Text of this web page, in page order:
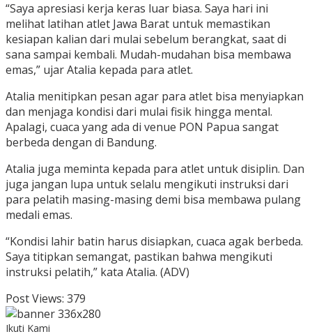
“Saya apresiasi kerja keras luar biasa. Saya hari ini
melihat latihan atlet Jawa Barat untuk memastikan
kesiapan kalian dari mulai sebelum berangkat, saat di
sana sampai kembali. Mudah-mudahan bisa membawa
emas,” ujar Atalia kepada para atlet.
Atalia menitipkan pesan agar para atlet bisa menyiapkan
dan menjaga kondisi dari mulai fisik hingga mental.
Apalagi, cuaca yang ada di venue PON Papua sangat
berbeda dengan di Bandung.
Atalia juga meminta kepada para atlet untuk disiplin. Dan
juga jangan lupa untuk selalu mengikuti instruksi dari
para pelatih masing-masing demi bisa membawa pulang
medali emas.
“Kondisi lahir batin harus disiapkan, cuaca agak berbeda.
Saya titipkan semangat, pastikan bahwa mengikuti
instruksi pelatih,” kata Atalia. (ADV)
Post Views: 379
Ikuti Kami